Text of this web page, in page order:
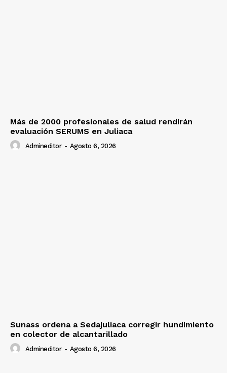
Más de 2000 profesionales de salud rendirán
evaluación SERUMS en Juliaca
Admineditor - Agosto 6, 2026
Sunass ordena a Sedajuliaca corregir hundimiento
en colector de alcantarillado
Admineditor - Agosto 6, 2026